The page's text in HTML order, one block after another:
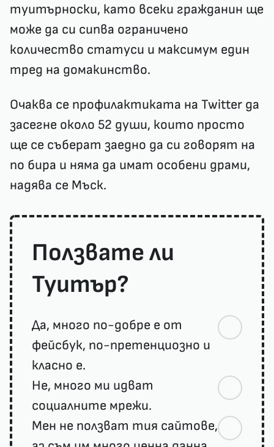
туитърноски, като всеки гражданин ще
може да си сипва ограничено
количество статуси и максимум един
тред на домакинство.
Очаква се профилактиката на Twitter да
засегне около 52 души, които просто
ще се съберат заедно да си говорят на
по бира и няма да имат особени драми,
надява се Мъск.
Ползвате ли
Туитър?
Да, много по-добре е от
фейсбук, по-претенциозно и
класно е.
Не, много ми идват
социалните мрежи.
Мен не ползват тия сайтове,